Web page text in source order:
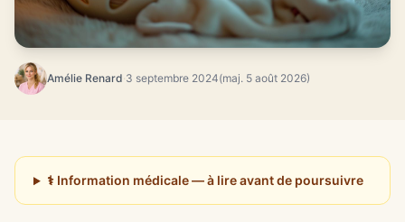
Amélie Renard·3 septembre 2024(maj. 5 août 2026)
⚕️ Information médicale — à lire avant de poursuivre